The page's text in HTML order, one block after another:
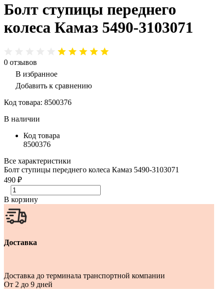
Болт ступицы переднего
колеса Камаз 5490-3103071
0 отзывов
В избранное
Добавить к сравнению
Код товара: 8500376
В наличии
Код товара
8500376
Все характеристики
Болт ступицы переднего колеса Камаз 5490-3103071
490 ₽
В корзину
Доставка
Доставка до терминала транспортной компании
От 2 до 9 дней